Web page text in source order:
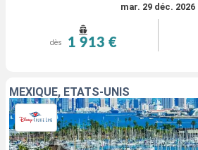
mar. 29 déc. 2026
dès 1 913 €
MEXIQUE, ÉTATS-UNIS